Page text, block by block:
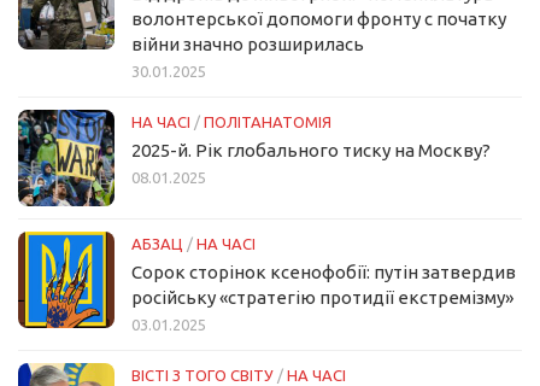
волонтерської допомоги фронту с початку
війни значно розширилась
30.01.2025
НА ЧАСІ / ПОЛІТАНАТОМІЯ
2025-й. Рік глобального тиску на Москву?
08.01.2025
АБЗАЦ / НА ЧАСІ
Сорок сторінок ксенофобії: путін затвердив
російську «стратегію протидії екстремізму»
03.01.2025
ВІСТІ З ТОГО СВІТУ / НА ЧАСІ